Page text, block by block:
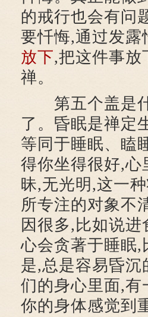
的戒行也会有问
要忏悔,通过发
放下,把这件事放
禅。
第五个盖是什
了。昏眠是禅定
等同于睡眠、瞌
得你坐得很好,心
昧,无光明,这一
所专注的对象不
因很多,比如说
心会贪著于睡眠,
是,总是容易昏
们的身心里面,
你的身体感觉到